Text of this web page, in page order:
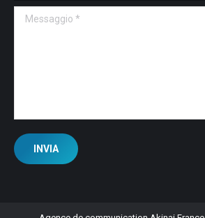
Messaggio *
INVIA